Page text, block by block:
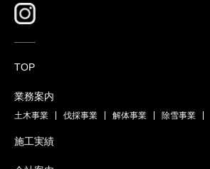
TOP
業務案内
土木事業 伐採事業 解体事業 除雪事業
施工実績